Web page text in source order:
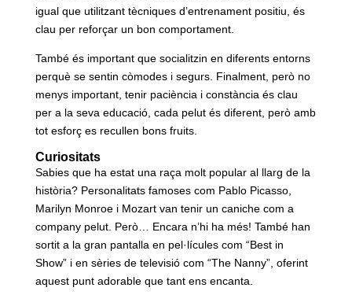
igual que utilitzant tècniques d’entrenament positiu, és
clau per reforçar un bon comportament.
També és important que socialitzin en diferents entorns
perquè se sentin còmodes i segurs. Finalment, però no
menys important, tenir paciència i constància és clau
per a la seva educació, cada pelut és diferent, però amb
tot esforç es recullen bons fruits.
Curiositats
Sabies que ha estat una raça molt popular al llarg de la
història? Personalitats famoses com Pablo Picasso,
Marilyn Monroe i Mozart van tenir un caniche com a
company pelut. Però… Encara n’hi ha més! També han
sortit a la gran pantalla en pel·lícules com “Best in
Show” i en sèries de televisió com “The Nanny”, oferint
aquest punt adorable que tant ens encanta.